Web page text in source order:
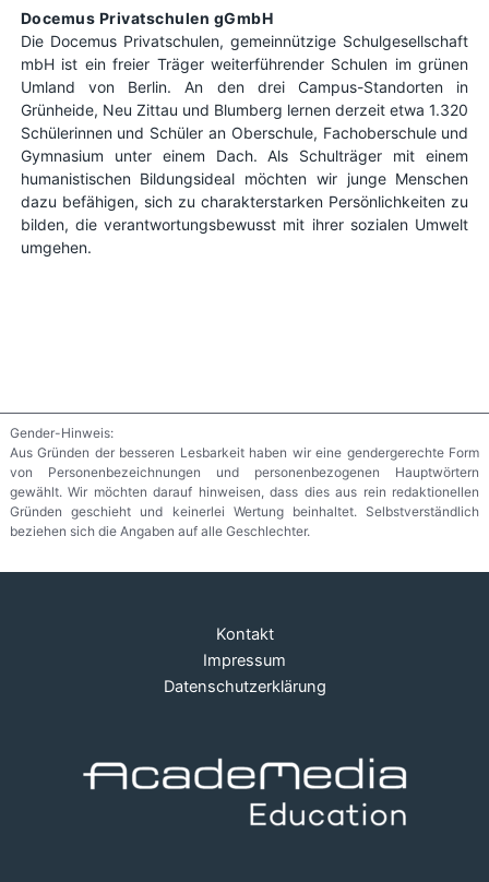
Docemus Privatschulen gGmbH
Die Docemus Privatschulen, gemeinnützige Schulgesellschaft
mbH ist ein freier Träger weiterführender Schulen im grünen
Umland von Berlin. An den drei Campus-Standorten in
Grünheide, Neu Zittau und Blumberg lernen derzeit etwa 1.320
Schülerinnen und Schüler an Oberschule, Fachoberschule und
Gymnasium unter einem Dach. Als Schulträger mit einem
humanistischen Bildungsideal möchten wir junge Menschen
dazu befähigen, sich zu charakterstarken Persönlichkeiten zu
bilden, die verantwortungsbewusst mit ihrer sozialen Umwelt
umgehen.
Gender-Hinweis:
Aus Gründen der besseren Lesbarkeit haben wir eine gendergerechte Form
von Personenbezeichnungen und personenbezogenen Hauptwörtern
gewählt. Wir möchten darauf hinweisen, dass dies aus rein redaktionellen
Gründen geschieht und keinerlei Wertung beinhaltet. Selbstverständlich
beziehen sich die Angaben auf alle Geschlechter.
Kontakt
Impressum
Datenschutzerklärung